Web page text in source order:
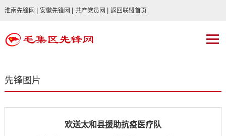
淮南先锋网 安徽先锋网 共产党员网 返回联盟首页
先锋图片
欢送太和县援助抗疫医疗队